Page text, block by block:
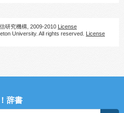
研究機構, 2009-2010 License
University. All rights reserved. License
辞書